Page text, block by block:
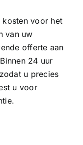
kosten voor het
van uw
offerte aan
24 uur
u precies
u voor